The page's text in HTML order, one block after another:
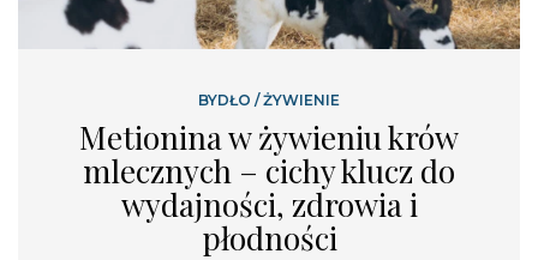
BYDŁO /ŻYWIENIE
Metionina w żywieniu krów
mlecznych – cichy klucz do
wydajności, zdrowia i
płodności